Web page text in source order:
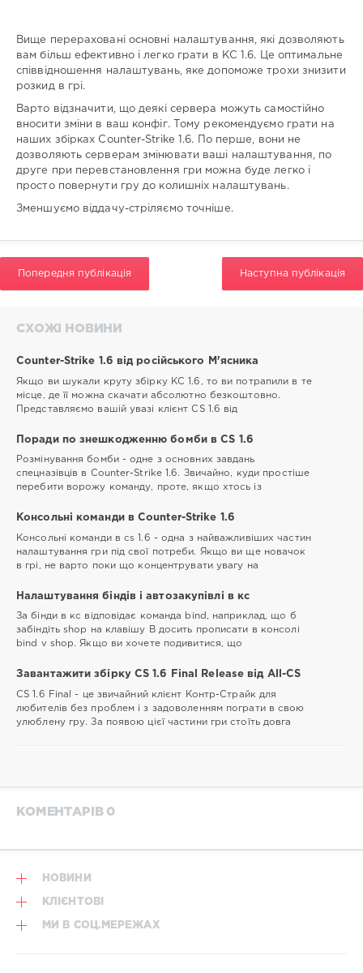
Вище перераховані основні налаштування, які дозволяють
вам більш ефективно і легко грати в КС 1.6. Це оптимальне
співвідношення налаштувань, яке допоможе трохи знизити
розкид в грі.
Варто відзначити, що деякі сервера можуть самостійно
вносити зміни в ваш конфіг. Тому рекомендуємо грати на
наших збірках Counter-Strike 1.6. По перше, вони не
дозволяють серверам змінювати ваші налаштування, по
друге при перевстановлення гри можна буде легко і
просто повернути гру до колишніх налаштувань.
Зменшуємо віддачу-стріляємо точніше.
Попередня публікація Наступна публікація
СХОЖІ НОВИНИ
Counter-Strike 1.6 від російського М'ясника
Якщо ви шукали круту збірку КС 1.6, то ви потрапили в те
місце, де її можна скачати абсолютно безкоштовно.
Представляємо вашій увазі клієнт CS 1.6 від
Поради по знешкодженню бомби в CS 1.6
Розмінування бомби - одне з основних завдань
спецназівців в Counter-Strike 1.6. Звичайно, куди простіше
перебити ворожу команду, проте, якщо хтось із
Консольні команди в Counter-Strike 1.6
Консольні команди в cs 1.6 - одна з найважливіших частин
налаштування гри під свої потреби. Якщо ви ще новачок
в грі, не варто поки що концентрувати увагу на
Налаштування біндів і автозакупівлі в кс
За бінди в кс відповідає команда bind, наприклад, що б
забіндіть shop на клавішу B досить прописати в консолі
bind v shop. Якщо ви хочете подивитися, що
Завантажити збірку CS 1.6 Final Release від All-CS
CS 1.6 Final - це звичайний клієнт Контр-Cтрайк для
любителів без проблем і з задоволенням пограти в свою
улюблену гру. За появою цієї частини гри стоїть довга
КОМЕНТАРІВ 0
НОВИНИ
КЛІЄНТОВІ
МИ В СОЦ.МЕРЕЖАХ